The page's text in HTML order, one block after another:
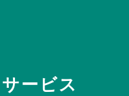
ービス